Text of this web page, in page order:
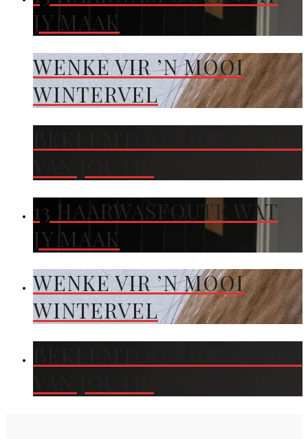
JY MAAK
WENKE VIR ’N MOOI
WINTERVEL
13 HAARWASFOUTE WAT
JY MAAK
WENKE VIR ’N MOOI
WINTERVEL